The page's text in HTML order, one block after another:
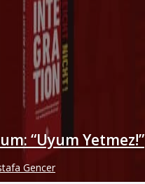
“Uyum Yetmez!”
Gencer